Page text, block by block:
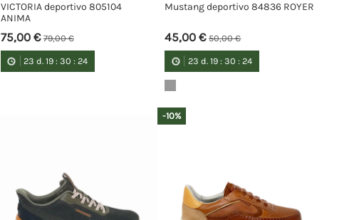
VICTORIA deportivo 805104
ANIMA
75,00 €79,00 €
23 d. 19 :30 :23
Mustang deportivo 84836 ROYER
45,00 €50,00 €
23 d. 19: 30 : 23
-10%